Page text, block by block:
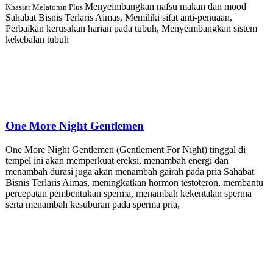
Khasiat Melatonin Plus Menyeimbangkan nafsu makan dan mood
Sahabat Bisnis Terlaris Aimas, Memiliki sifat anti-penuaan,
Perbaikan kerusakan harian pada tubuh, Menyeimbangkan sistem
kekebalan tubuh
One More Night Gentlemen
One More Night Gentlemen (Gentlement For Night) tinggal di
tempel ini akan memperkuat ereksi, menambah energi dan
menambah durasi juga akan menambah gairah pada pria Sahabat
Bisnis Terlaris Aimas, meningkatkan hormon testoteron, membantu
percepatan pembentukan sperma, menambah kekentalan sperma
serta menambah kesuburan pada sperma pria,